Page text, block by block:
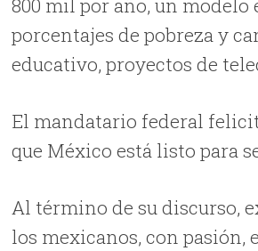
800 mil por año, un
porcentajes de pobreza y
educativo, proyectos de
El mandatario federal
que México está listo para
Al término de su discurso,
los mexicanos, con pasión,